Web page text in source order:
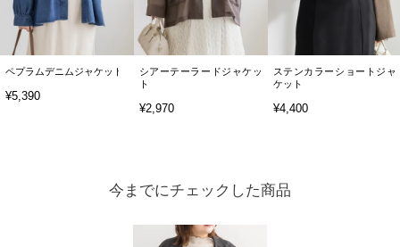
ペプラムデニムジャケット
¥5,390
シアーテーラードジャケッ
ト
¥2,970
ステンカラーショートジャ
ケット
¥4,400
今までにチェックした商品